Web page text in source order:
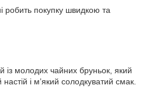
робить покупку швидкою та
із молодих чайних бруньок, який
і м’який солодкуватий смак.